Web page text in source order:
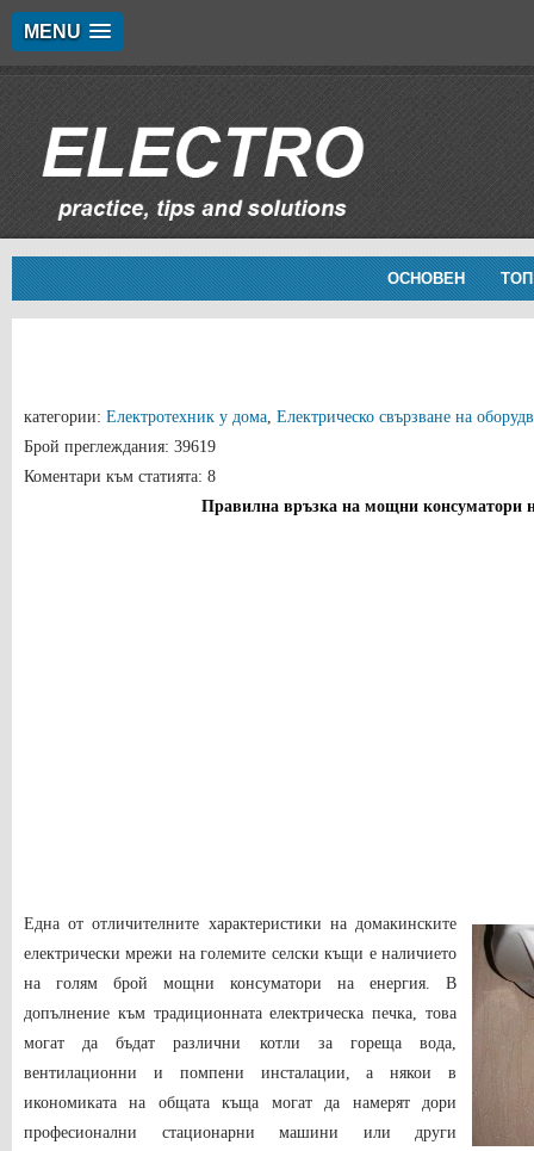
MENU
ОСНОВЕН
категории: Електротехник у дома, Електрическо свързване на
Брой преглеждания: 39619
Коментари към статията: 8
Правилна връзка на мощни консуматори
Една от отличителните характеристики на домакинските
електрически мрежи на големите селски къщи е наличието
на голям брой мощни консуматори на енергия. В
допълнение към традиционната електрическа печка, това
могат да бъдат различни котли за гореща вода,
вентилационни и помпени инсталации, а някои в
икономиката на общата къща могат да намерят дори
професионални стационарни машини или други